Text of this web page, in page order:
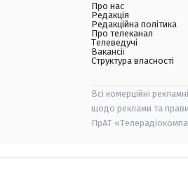
Про нас
Редакція
Редакційна політика
Про телеканал
Телеведучі
Вакансії
Структура власності
Всі комерційні
щодо реклами та
ПрАТ